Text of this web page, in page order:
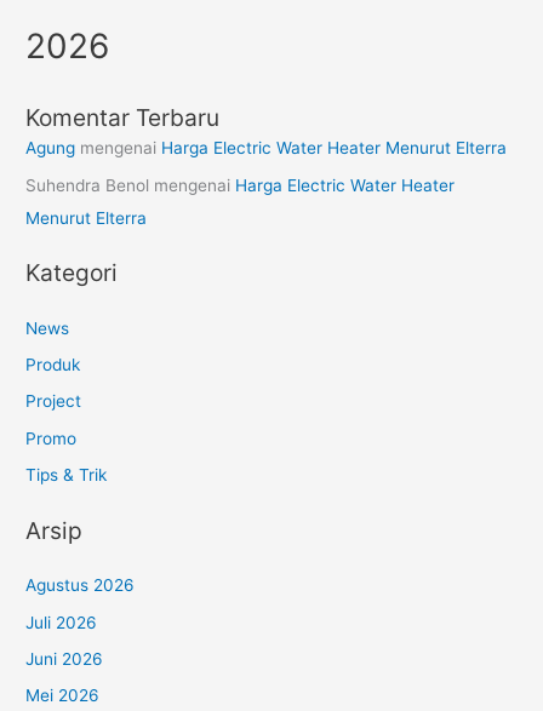
2026
Komentar Terbaru
Agung mengenai Harga Electric Water Heater Menurut Elterra
Suhendra Benol mengenai Harga Electric Water Heater
Menurut Elterra
Kategori
News
Produk
Project
Promo
Tips & Trik
Arsip
Agustus 2026
Juli 2026
Juni 2026
Mei 2026